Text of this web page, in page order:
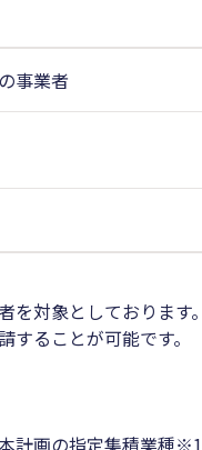
事業者
対象としております。
ることが可能です。
計画の指定集積業種※1